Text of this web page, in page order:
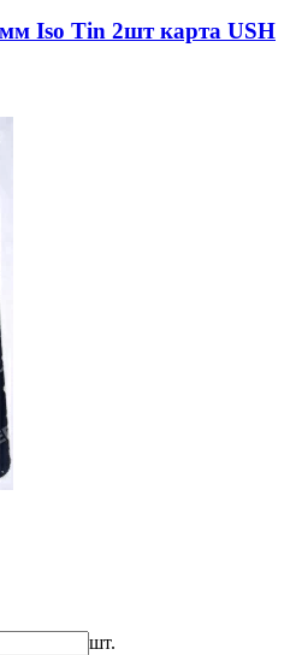
Iso Tin 2шт карта USH
шт.